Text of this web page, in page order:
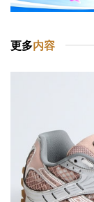
更多内容